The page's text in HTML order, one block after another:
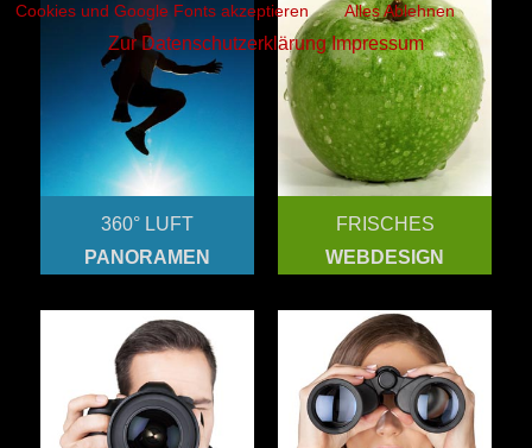
360° LUFT
PANORAMEN
FRISCHES
WEBDESIGN
Cookies und Google Fonts akzeptieren Alles Ablehnen
Zur Datenschutzerklärung Impressum